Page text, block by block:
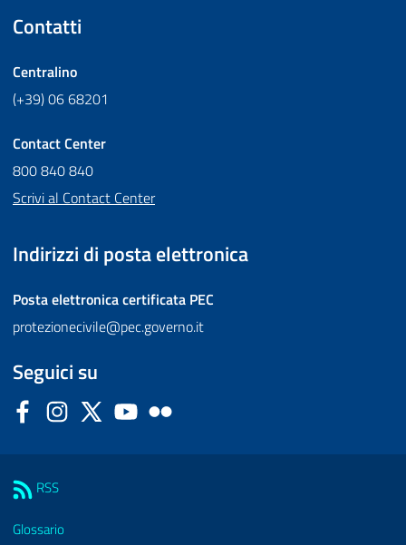
Contatti
Centralino
(+39) 06 68201
Contact Center
800 840 840
Scrivi al Contact Center
Indirizzi di posta elettronica
Posta elettronica certificata PEC
protezionecivile@pec.governo.it
Seguici su
FacebookInstagram
Twitter YouTube
RSS
Glossario